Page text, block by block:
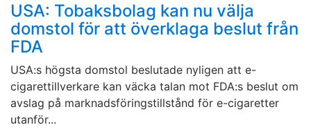
USA: Tobaksbolag kan nu välja
domstol för att överklaga beslut från
FDA
USA:s högsta domstol beslutade nyligen att e-
cigarettillverkare kan väcka talan mot FDA:s beslut om
avslag på marknadsföringstillstånd för e-cigaretter
utanför...